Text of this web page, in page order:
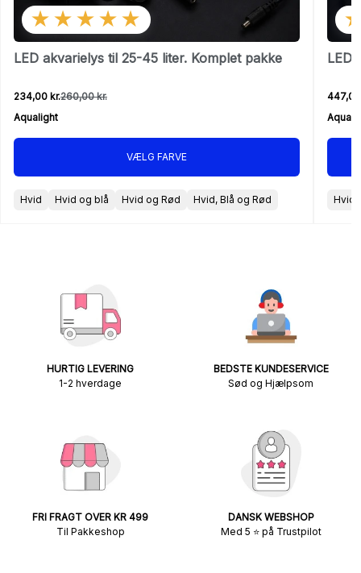
★★★★★
LED akvarielys til 25-45 liter. Komplet pakke
234,00 kr.260,00 kr.
Aqualight
VÆLG FARVE
Hvid Hvid og blå Hvid og Rød Hvid, Blå og Rød
LED
Hvid
HURTIG LEVERING
1-2 hverdage
BEDSTE KUNDESERVICE
Sød og Hjælpsom
FRI FRAGT OVER KR 499
Til Pakkeshop
DANSK WEBSHOP
Med 5 ⭐ på Trustpilot